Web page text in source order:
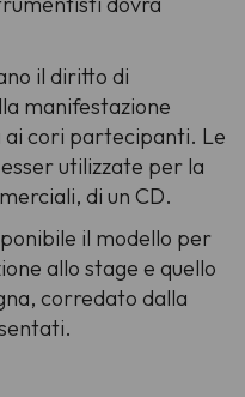
il diritto di
manifestazione
ai cori partecipanti. Le
utilizzate per la
di un CD.
il modello per
allo stage e quello
corredato dalla